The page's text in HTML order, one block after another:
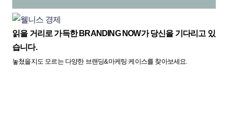
읽을 거리로 가득한 BRANDING NOW가 당신을 기다리고 있
습니다.
놓쳤을지도 모르는 다양한 브랜딩&마케팅 케이스를 찾아보세요.